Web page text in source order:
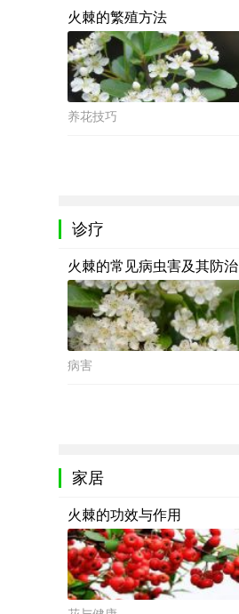
火棘的繁殖方法
养花技巧
诊疗
火棘的常见病虫害及其防治
病害
家居
火棘的功效与作用